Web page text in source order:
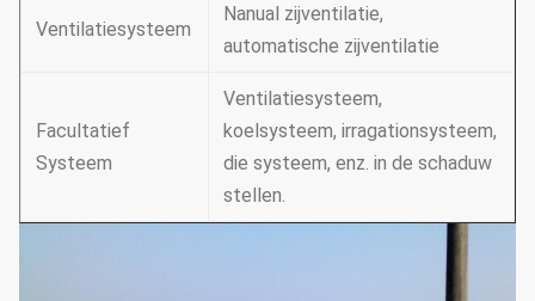
Ventilatiesysteem
Nanual zijventilatie,
automatische zijventilatie
Facultatief
Systeem
Ventilatiesysteem,
koelsysteem, irragationsysteem,
die systeem, enz. in de schaduw
stellen.